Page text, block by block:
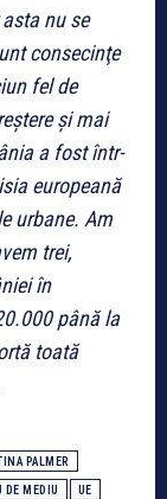
nu se
consecinţe
fel de
şi mai
a fost într-
europeană
urbane. Am
trei,
în
până la
toată
PALMER
DE MEDIU UE